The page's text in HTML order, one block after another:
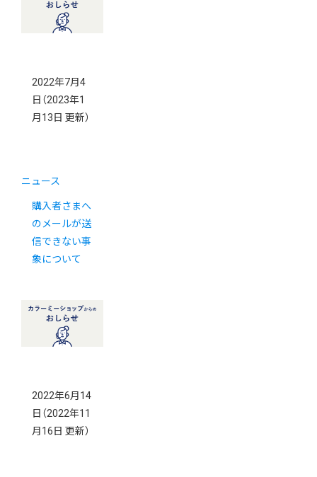
2022年7月4
日 （2023年1
月13日 更新）
ニュース
購入者さまへ
のメールが送
信できない事
象について
2022年6月14
日 （2022年11
月16日 更新）